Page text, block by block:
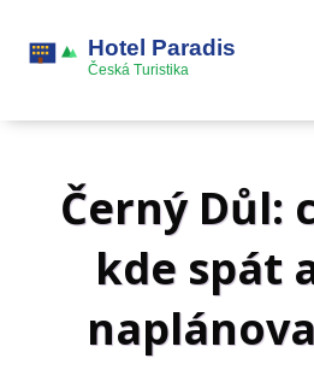
Černý Důl:
kde spát